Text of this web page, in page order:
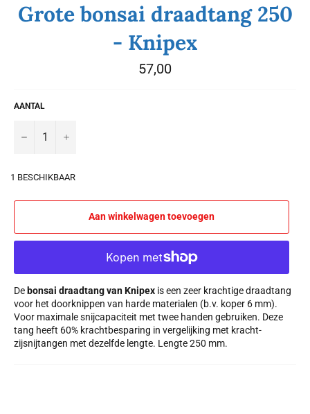
Grote bonsai draadtang 250
- Knipex
Normale
prijs
57,00
AANTAL
− +
1 BESCHIKBAAR
Aan winkelwagen toevoegen
De bonsai draadtang van Knipex is een zeer krachtige draadtang
voor het doorknippen van harde materialen (b.v. koper 6 mm).
Voor maximale snijcapaciteit met twee handen gebruiken. Deze
tang heeft 60% krachtbesparing in vergelijking met kracht-
zijsnijtangen met dezelfde lengte. Lengte 250 mm.